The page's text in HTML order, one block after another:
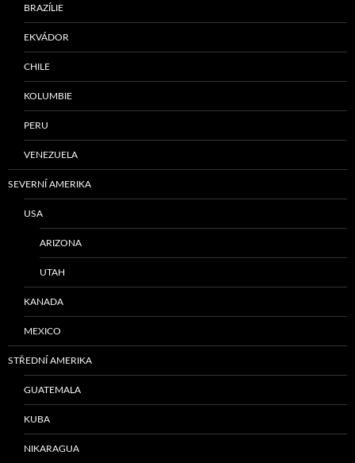
BRAZÍLIE
EKVÁDOR
CHILE
KOLUMBIE
PERU
VENEZUELA
SEVERNÍ AMERIKA
USA
ARIZONA
UTAH
KANADA
MEXICO
STŘEDNÍ AMERIKA
GUATEMALA
KUBA
NIKARAGUA